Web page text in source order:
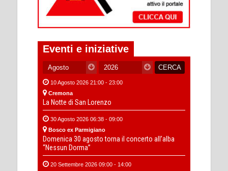
Eventi e iniziative
10 Agosto 2026 21:00 - 23:00
Cremona
La Notte di San Lorenzo
30 Agosto 2026 06:38 - 09:00
Bosco ex Parmigiano
Domenica 30 agosto torna il concerto all’alba
“Nessun Dorma”
20 Settembre 2026 09:00 - 14:00